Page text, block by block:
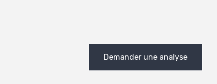
Demander une analyse